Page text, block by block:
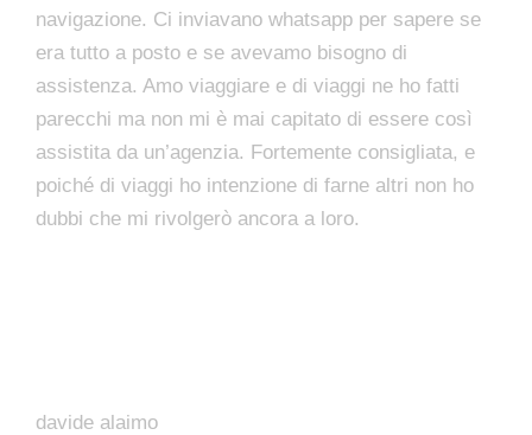
navigazione. Ci inviavano whatsapp per sapere se
era tutto a posto e se avevamo bisogno di
assistenza. Amo viaggiare e di viaggi ne ho fatti
parecchi ma non mi è mai capitato di essere così
assistita da un’agenzia. Fortemente consigliata, e
poiché di viaggi ho intenzione di farne altri non ho
dubbi che mi rivolgerò ancora a loro.
davide alaimo